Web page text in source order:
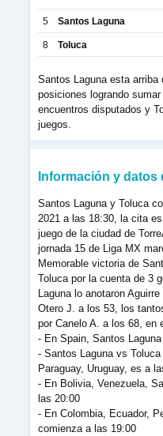
5 Santos Laguna
8 Toluca
Santos Laguna esta arriba
posiciones logrando
encuentros disputados y
juegos.
Información y datos
Santos Laguna y Toluca
2021 a las 18:30, la cita
juego de la ciudad de
jornada 15 de Liga MX
Memorable victoria de
Toluca por la cuenta de 3
Laguna lo anotaron
Otero J. a los 53, los
por Canelo A. a los 68, en
- En Spain, Santos
- Santos Laguna vs
Paraguay, Uruguay, es a
- En Bolivia, Venezuela,
las 20:00
- En Colombia, Ecuador,
comienza a las 19:00